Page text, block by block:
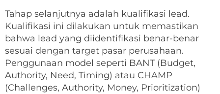
Tahap selanjutnya adalah kualifikasi lead.
Kualifikasi ini dilakukan untuk memastikan
bahwa lead yang diidentifikasi benar-benar
sesuai dengan target pasar perusahaan.
Penggunaan model seperti BANT (Budget,
Authority, Need, Timing) atau CHAMP
(Challenges, Authority, Money, Prioritization)